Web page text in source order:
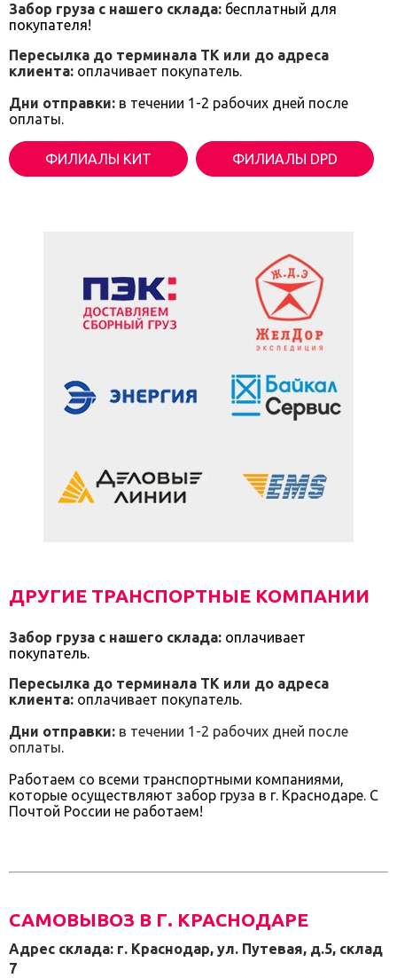
Забор груза с нашего склада: бесплатный для
покупателя!
Пересылка до терминала ТК или до адреса
клиента: оплачивает покупатель.
Дни отправки: в течении 1-2 рабочих дней после
оплаты.
ФИЛИАЛЫ КИТ ФИЛИАЛЫ DPD
ДРУГИЕ ТРАНСПОРТНЫЕ КОМПАНИИ
Забор груза с нашего склада: оплачивает
покупатель.
Пересылка до терминала ТК или до адреса
клиента: оплачивает покупатель.
Дни отправки: в течении 1-2 рабочих дней после
оплаты.
Работаем со всеми транспортными компаниями,
которые осуществляют забор груза в г. Краснодаре. С
Почтой России не работаем!
САМОВЫВОЗ В Г. КРАСНОДАРЕ
Адрес склада: г. Краснодар, ул. Путевая, д.5, склад
7